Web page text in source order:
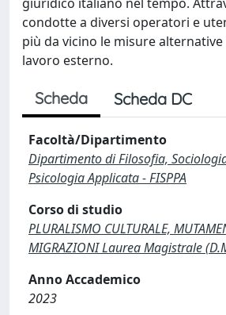
condotte a diversi operatori e
più da vicino le misure alternative
lavoro esterno.
Scheda Scheda DC
Facoltà/Dipartimento
Dipartimento di Filosofia,
Psicologia Applicata - FISPPA
Corso di studio
PLURALISMO CULTURALE,
MIGRAZIONI Laurea Magistrale
Anno Accademico
2023